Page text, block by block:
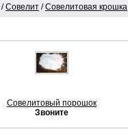
/Совелит /Совелитовая крошка
Совелитовый порошок
Звоните